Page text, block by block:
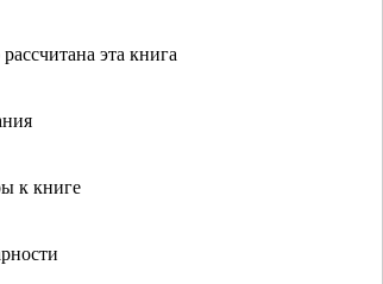
эта книга
к книге